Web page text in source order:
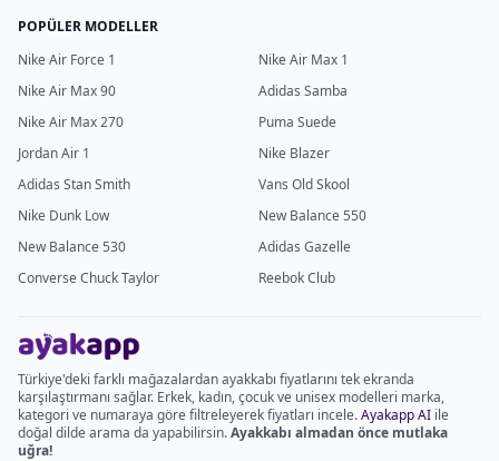
POPÜLER MODELLER
Nike Air Force 1
Nike Air Max 90
Nike Air Max 270
Jordan Air 1
Adidas Stan Smith
Nike Dunk Low
New Balance 530
Converse Chuck Taylor
Nike Air Max 1
Adidas Samba
Puma Suede
Nike Blazer
Vans Old Skool
New Balance 550
Adidas Gazelle
Reebok Club
Türkiye'deki farklı mağazalardan ayakkabı fiyatlarını tek ekranda
karşılaştırmanı sağlar. Erkek, kadın, çocuk ve unisex modelleri marka,
kategori ve numaraya göre filtreleyerek fiyatları incele.Ayakapp AI ile
doğal dilde arama da yapabilirsin.Ayakkabı almadan önce mutlaka
uğra!